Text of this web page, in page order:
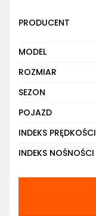
PRODUCENT
MODEL
ROZMIAR
SEZON
POJAZD
INDEKS PRĘDKOŚCI
INDEKS NOŚNOŚCI